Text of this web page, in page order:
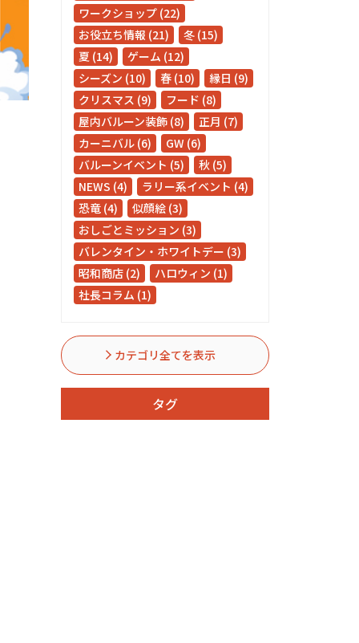
ワークショップ (22)
お役立ち情報 (21)
冬 (15)
夏 (14)
ゲーム (12)
シーズン (10)
春 (10)
縁日 (9)
クリスマス (9)
フード (8)
屋内バルーン装飾 (8)
正月 (7)
カーニバル (6)
GW (6)
バルーンイベント (5)
秋 (5)
NEWS (4)
ラリー系イベント (4)
恐竜 (4)
似顔絵 (3)
おしごとミッション (3)
バレンタイン・ホワイトデー (3)
昭和商店 (2)
ハロウィン (1)
社長コラム (1)
カテゴリ全てを表示
タグ